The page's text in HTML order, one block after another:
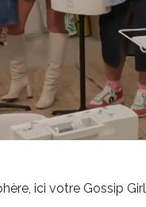
ici votre Gossip